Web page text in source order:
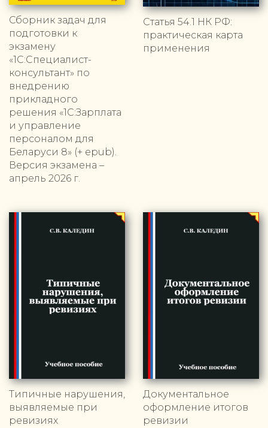
Сборник задач для
подготовки к
экзамену
«1С:Специалист-
консультант» по
внедрению
прикладного
решения «1С:Зарплата
и управление
персоналом для
Беларуси 8» (+ epub).
Версия экзамена –
апрель 2026 г.
Статья 54.1 НК РФ:
практическая карта
применения
Типичные нарушения,
выявляемые при
ревизиях
Документальное
оформление итогов
ревизии